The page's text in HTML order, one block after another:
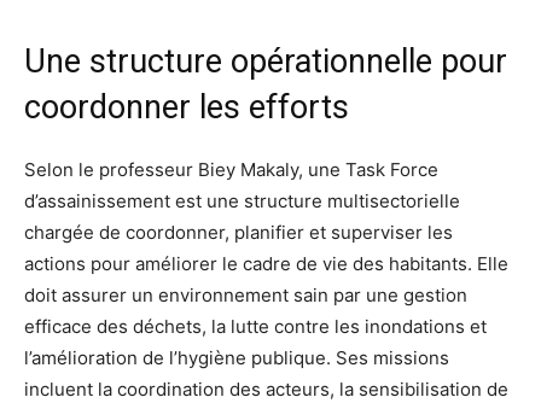
Une structure opérationnelle pour
coordonner les efforts
Selon le professeur Biey Makaly, une Task Force
d’assainissement est une structure multisectorielle
chargée de coordonner, planifier et superviser les
actions pour améliorer le cadre de vie des habitants. Elle
doit assurer un environnement sain par une gestion
efficace des déchets, la lutte contre les inondations et
l’amélioration de l’hygiène publique. Ses missions
incluent la coordination des acteurs, la sensibilisation de